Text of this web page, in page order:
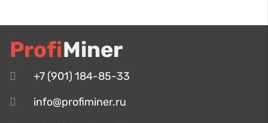
ProfiMiner
+7 (901) 184-85-33
info@profiminer.ru